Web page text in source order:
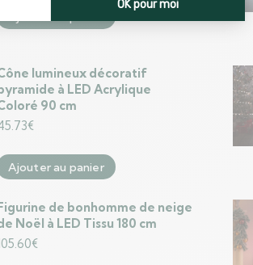
lumineux décoratif
à LED Acrylique
90 cm
€
Ajouter au panier
de bonhomme de neige
Noël à LED Tissu 180 cm
€